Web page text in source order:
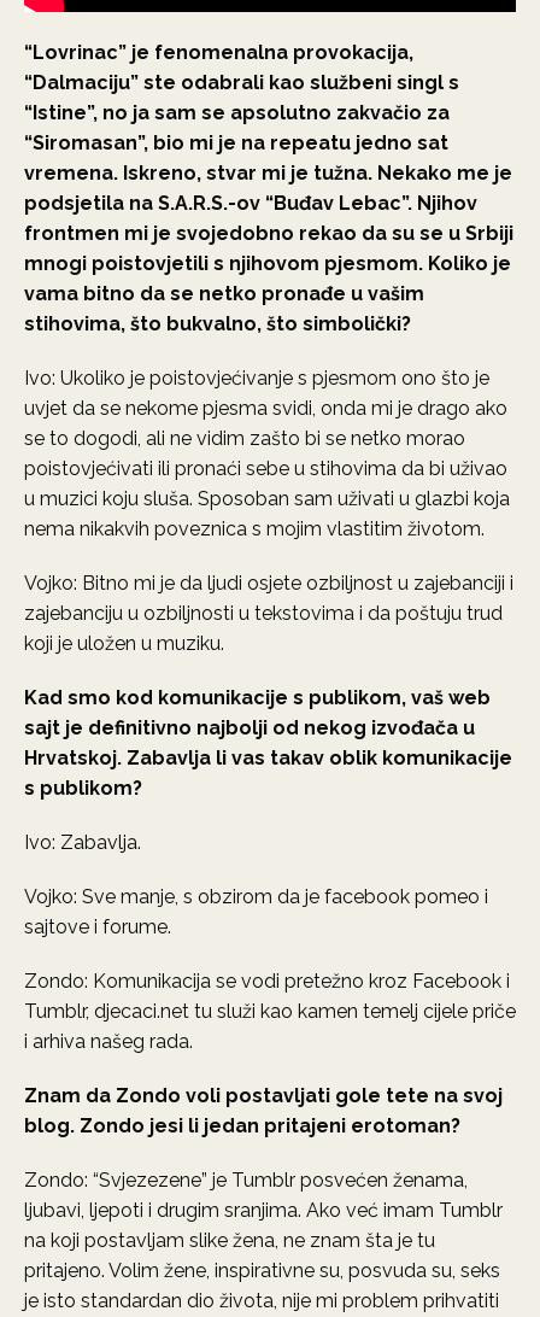
“Lovrinac” je fenomenalna provokacija,
“Dalmaciju” ste odabrali kao službeni singl s
“Istine”, no ja sam se apsolutno zakvačio za
“Siromasan”, bio mi je na repeatu jedno sat
vremena. Iskreno, stvar mi je tužna. Nekako me je
podsjetila na S.A.R.S.-ov “Buđav Lebac”. Njihov
frontmen mi je svojedobno rekao da su se u Srbiji
mnogi poistovjetili s njihovom pjesmom. Koliko je
vama bitno da se netko pronađe u vašim
stihovima, što bukvalno, što simbolički?
Ivo: Ukoliko je poistovjećivanje s pjesmom ono što je
uvjet da se nekome pjesma svidi, onda mi je drago ako
se to dogodi, ali ne vidim zašto bi se netko morao
poistovjećivati ili pronaći sebe u stihovima da bi uživao
u muzici koju sluša. Sposoban sam uživati u glazbi koja
nema nikakvih poveznica s mojim vlastitim životom.
Vojko: Bitno mi je da ljudi osjete ozbiljnost u zajebanciji i
zajebanciju u ozbiljnosti u tekstovima i da poštuju trud
koji je uložen u muziku.
Kad smo kod komunikacije s publikom, vaš web
sajt je definitivno najbolji od nekog izvođača u
Hrvatskoj. Zabavlja li vas takav oblik komunikacije
s publikom?
Ivo: Zabavlja.
Vojko: Sve manje, s obzirom da je facebook pomeo i
sajtove i forume.
Zondo: Komunikacija se vodi pretežno kroz Facebook i
Tumblr, djecaci.net tu služi kao kamen temelj cijele priče
i arhiva našeg rada.
Znam da Zondo voli postavljati gole tete na svoj
blog. Zondo jesi li jedan pritajeni erotoman?
Zondo: “Svjezezene” je Tumblr posvećen ženama,
ljubavi, ljepoti i drugim sranjima. Ako već imam Tumblr
na koji postavljam slike žena, ne znam šta je tu
pritajeno. Volim žene, inspirativne su, posvuda su, seks
je isto standardan dio života, nije mi problem prihvatiti